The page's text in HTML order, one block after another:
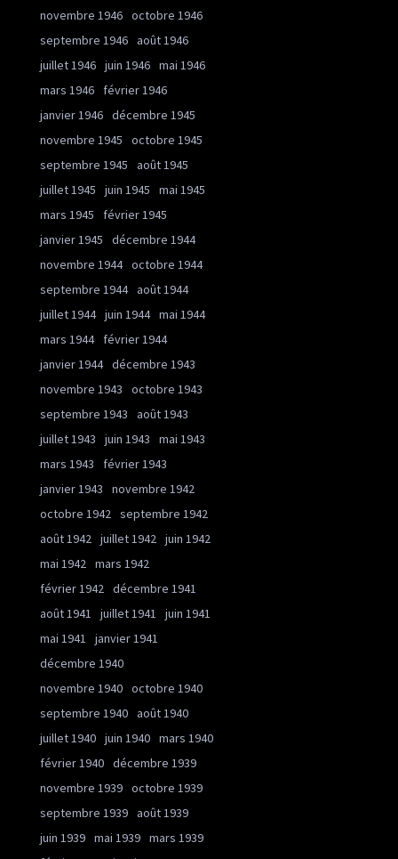
novembre 1946 octobre 1946
septembre 1946 août 1946
juillet 1946 juin 1946 mai 1946
mars 1946
février 1946
janvier 1946 décembre 1945
novembre 1945
octobre 1945
septembre 1945
août 1945
juillet 1945
juin 1945
mai 1945
mars 1945
février 1945
janvier 1945
décembre 1944
novembre 1944 octobre 1944
septembre 1944 août 1944
juillet 1944 juin 1944 mai 1944
mars 1944
février 1944
janvier 1944 décembre 1943
novembre 1943
octobre 1943
septembre 1943
août 1943
juillet 1943
juin 1943
mai 1943
mars 1943
février 1943
janvier 1943
novembre 1942
octobre 1942 septembre 1942
août 1942 juillet 1942 juin 1942
mai 1942 mars 1942
février 1942 décembre 1941
août 1941
juillet 1941
juin 1941
mai 1941
janvier 1941
décembre 1940
novembre 1940 octobre 1940
septembre 1940 août 1940
juillet 1940 juin 1940 mars 1940
février 1940 décembre 1939
novembre 1939 octobre 1939
septembre 1939 août 1939
juin 1939 mai 1939 mars 1939